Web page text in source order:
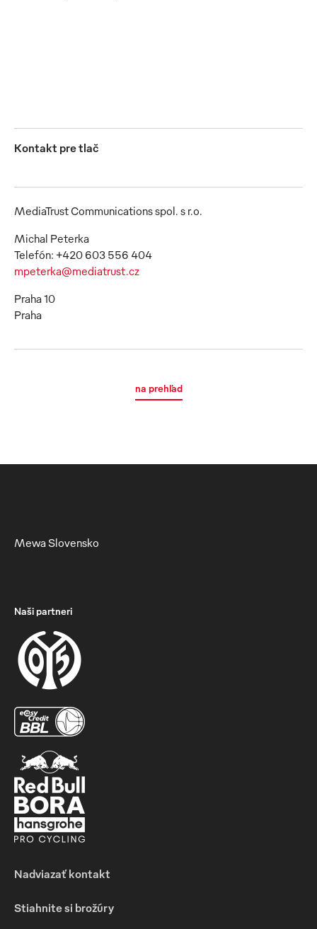
Kontakt pre tlač
MediaTrust Communications spol. s r.o.
Michal Peterka
mpeterka@mediatrust.cz
Praha 10
Praha
na prehľad
Mewa Slovensko
Naši partneri
Nadviazať kontakt
Stiahnite si brožúry